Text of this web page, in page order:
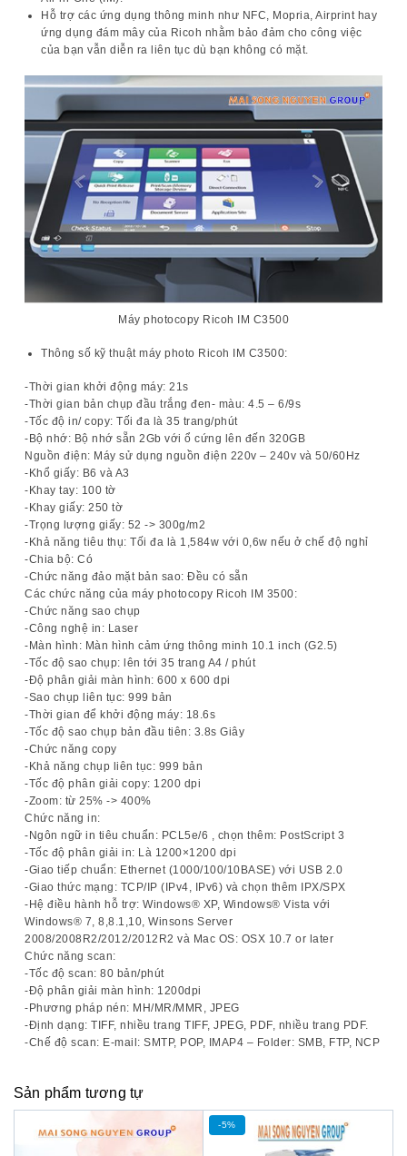
Hỗ trợ các ứng dụng thông minh như NFC, Mopria, Airprint hay
ứng dụng đám mây của Ricoh nhằm bảo đảm cho công việc
của bạn vẫn diễn ra liên tục dù bạn không có mặt.
Máy photocopy Ricoh IM C3500
Thông số kỹ thuật máy photo Ricoh IM C3500:
-Thời gian khởi động máy: 21s
-Thời gian bản chụp đầu trắng đen- màu: 4.5 – 6/9s
-Tốc độ in/ copy: Tối đa là 35 trang/phút
-Bộ nhớ: Bộ nhớ sẵn 2Gb với ổ cứng lên đến 320GB
Nguồn điện: Máy sử dụng nguồn điện 220v – 240v và 50/60Hz
-Khổ giấy: B6 và A3
-Khay tay: 100 tờ
-Khay giấy: 250 tờ
-Trọng lượng giấy: 52 -> 300g/m2
-Khả năng tiêu thụ: Tối đa là 1,584w với 0,6w nếu ở chế độ nghỉ
-Chia bộ: Có
-Chức năng đảo mặt bản sao: Đều có sẵn
Các chức năng của máy photocopy Ricoh IM 3500:
-Chức năng sao chụp
-Công nghệ in: Laser
-Màn hình: Màn hình cảm ứng thông minh 10.1 inch (G2.5)
-Tốc độ sao chụp: lên tới 35 trang A4 / phút
-Độ phân giải màn hình: 600 x 600 dpi
-Sao chụp liên tục: 999 bản
-Thời gian để khởi động máy: 18.6s
-Tốc độ sao chụp bản đầu tiên: 3.8s Giây
-Chức năng copy
-Khả năng chụp liên tục: 999 bản
-Tốc độ phân giải copy: 1200 dpi
-Zoom: từ 25% -> 400%
Chức năng in:
-Ngôn ngữ in tiêu chuẩn: PCL5e/6 , chọn thêm: PostScript 3
-Tốc độ phân giải in: Là 1200×1200 dpi
-Giao tiếp chuẩn: Ethernet (1000/100/10BASE) với USB 2.0
-Giao thức mạng: TCP/IP (IPv4, IPv6) và chọn thêm IPX/SPX
-Hệ điều hành hỗ trợ: Windows® XP, Windows® Vista với
Windows® 7, 8,8.1,10, Winsons Server
2008/2008R2/2012/2012R2 và Mac OS: OSX 10.7 or later
Chức năng scan:
-Tốc độ scan: 80 bản/phút
-Độ phân giải màn hình: 1200dpi
-Phương pháp nén: MH/MR/MMR, JPEG
-Định dạng: TIFF, nhiều trang TIFF, JPEG, PDF, nhiều trang PDF.
-Chế độ scan: E-mail: SMTP, POP, IMAP4 – Folder: SMB, FTP, NCP
Sản phẩm tương tự
-5%